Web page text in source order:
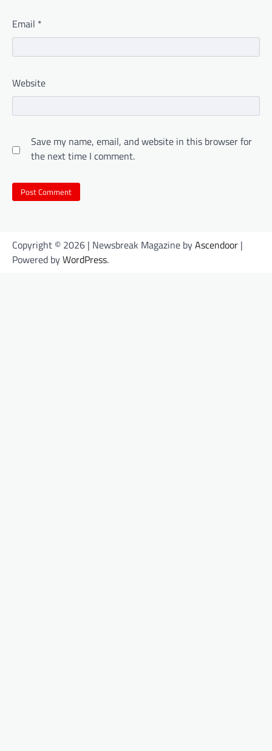
Email *
Website
Save my name, email, and website in this browser for
the next time I comment.
Copyright © 2026 | Newsbreak Magazine byAscendoor |
Powered byWordPress.